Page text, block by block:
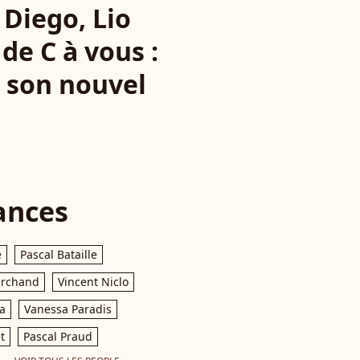
Lio
C à vous :
nouvel
Pascal Bataille
Vincent Niclo
Vanessa Paradis
Pascal Praud